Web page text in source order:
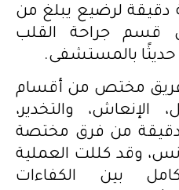
دقيقة لرضيع يبلغ من
داخل قسم جراحة القلب
حديثًا بالمستشفى.
فريق مختص من أقسام
الإنعاش، والتخدير،
من فرق مختصة
وقد كللت العملية
بين الكفاءات